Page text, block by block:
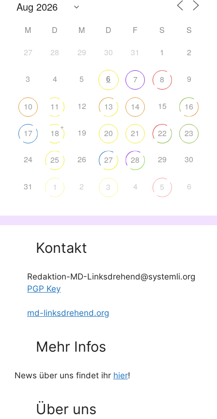
M D M D F S
S
27
28 29 30 31 1 2
3 4 5 6 7 8 9
10 11 12 13 14 15 16
17 18
+
19 20 21 22 23
24 25 26 27 28 29 30
31 1 2 3 4 5 6
Kontakt
Redaktion-MD-Linksdrehend@systemli.org
PGP Key
md-linksdrehend.org
Mehr Infos
News über uns findet ihr hier!
Über uns